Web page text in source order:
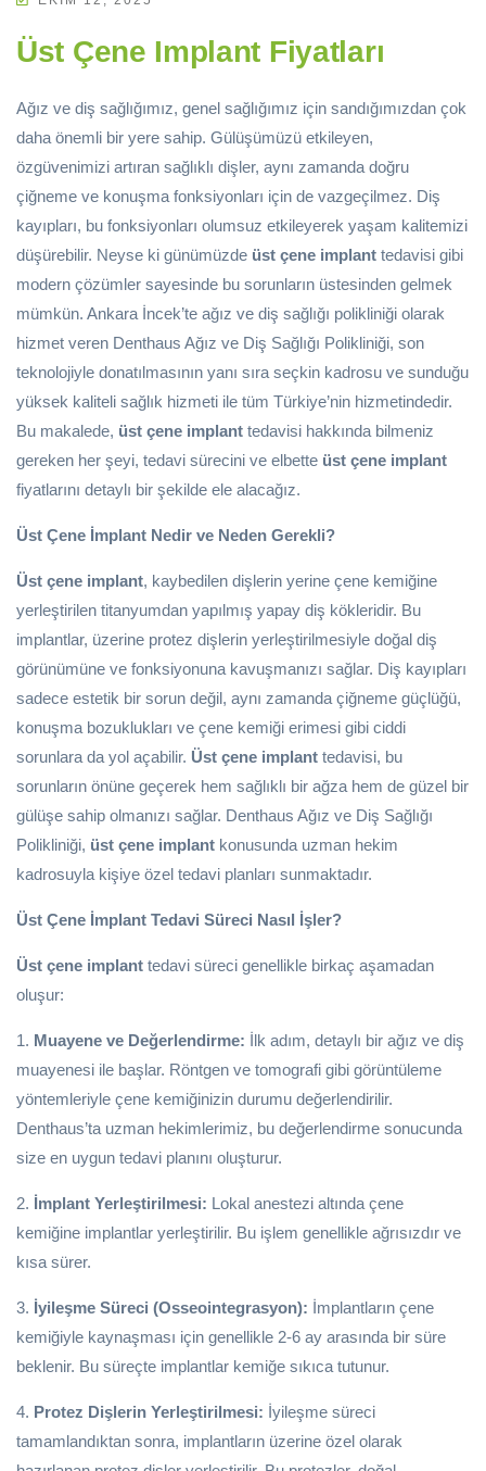
Üst Çene Implant Fiyatları
Ağız ve diş sağlığımız, genel sağlığımız için sandığımızdan çok
daha önemli bir yere sahip. Gülüşümüzü etkileyen,
özgüvenimizi artıran sağlıklı dişler, aynı zamanda doğru
çiğneme ve konuşma fonksiyonları için de vazgeçilmez. Diş
kayıpları, bu fonksiyonları olumsuz etkileyerek yaşam kalitemizi
düşürebilir. Neyse ki günümüzde üst çene implant tedavisi gibi
modern çözümler sayesinde bu sorunların üstesinden gelmek
mümkün. Ankara İncek’te ağız ve diş sağlığı polikliniği olarak
hizmet veren Denthaus Ağız ve Diş Sağlığı Polikliniği, son
teknolojiyle donatılmasının yanı sıra seçkin kadrosu ve sunduğu
yüksek kaliteli sağlık hizmeti ile tüm Türkiye’nin hizmetindedir.
Bu makalede, üst çene implant tedavisi hakkında bilmeniz
gereken her şeyi, tedavi sürecini ve elbette üst çene implant
fiyatlarını detaylı bir şekilde ele alacağız.
Üst Çene İmplant Nedir ve Neden Gerekli?
Üst çene implant, kaybedilen dişlerin yerine çene kemiğine
yerleştirilen titanyumdan yapılmış yapay diş kökleridir. Bu
implantlar, üzerine protez dişlerin yerleştirilmesiyle doğal diş
görünümüne ve fonksiyonuna kavuşmanızı sağlar. Diş kayıpları
sadece estetik bir sorun değil, aynı zamanda çiğneme güçlüğü,
konuşma bozuklukları ve çene kemiği erimesi gibi ciddi
sorunlara da yol açabilir. Üst çene implant tedavisi, bu
sorunların önüne geçerek hem sağlıklı bir ağza hem de güzel bir
gülüşe sahip olmanızı sağlar. Denthaus Ağız ve Diş Sağlığı
Polikliniği, üst çene implant konusunda uzman hekim
kadrosuyla kişiye özel tedavi planları sunmaktadır.
Üst Çene İmplant Tedavi Süreci Nasıl İşler?
Üst çene implant tedavi süreci genellikle birkaç aşamadan
oluşur:
1. Muayene ve Değerlendirme: İlk adım, detaylı bir ağız ve diş
muayenesi ile başlar. Röntgen ve tomografi gibi görüntüleme
yöntemleriyle çene kemiğinizin durumu değerlendirilir.
Denthaus’ta uzman hekimlerimiz, bu değerlendirme sonucunda
size en uygun tedavi planını oluşturur.
2. İmplant Yerleştirilmesi: Lokal anestezi altında çene
kemiğine implantlar yerleştirilir. Bu işlem genellikle ağrısızdır ve
kısa sürer.
3. İyileşme Süreci (Osseointegrasyon): İmplantların çene
kemiğiyle kaynaşması için genellikle 2-6 ay arasında bir süre
beklenir. Bu süreçte implantlar kemiğe sıkıca tutunur.
4. Protez Dişlerin Yerleştirilmesi: İyileşme süreci
tamamlandıktan sonra, implantların üzerine özel olarak